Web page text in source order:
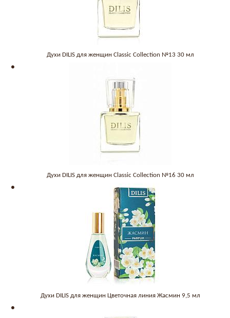
Духи DILIS для женщин Classic Collection №13 30 мл
Духи DILIS для женщин Classic Collection №16 30 мл
Духи DILIS для женщин Цветочная линия Жасмин 9,5 мл